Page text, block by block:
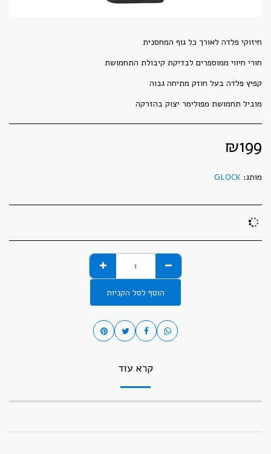
מוביל תחמושת מפולימר יצוק בהזרקה
₪199
מותג: GLOCK
הוסף לסל הקניות
קרא עוד